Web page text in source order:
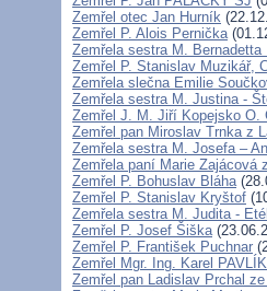
Zemřel otec Jan Hurník
Zemřel P. Alois Pernička
Zemřela sestra M. Bernadetta
Zemřel P. Stanislav Muzikář,
Zemřela slečna Emilie
Zemřela sestra M. Justina -
Zemřel J. M. Jiří Kopejsko O.
Zemřel pan Miroslav Trnka z
Zemřela sestra M. Josefa –
Zemřela paní Marie Zajácová
Zemřel P. Bohuslav Bláha
Zemřel P. Stanislav Kryštof
Zemřela sestra M. Judita -
Zemřel P. Josef Šiška
Zemřel P. František Puchnar
Zemřel Mgr. Ing. Karel
Zemřel pan Ladislav Prchal